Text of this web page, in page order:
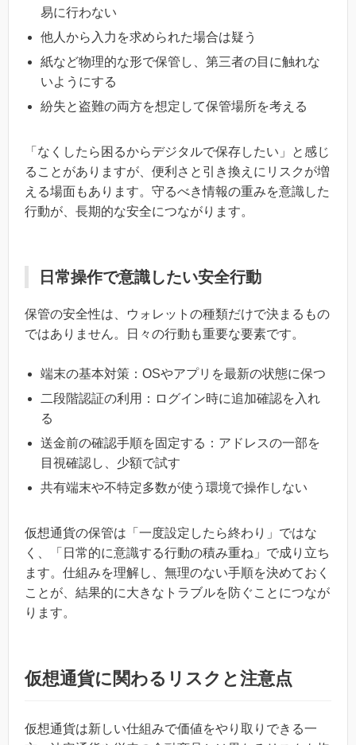
易に行わない
他人から入力を求められた場合は疑う
紙など物理的な形で保管し、第三者の目に触れな
いようにする
紛失と盗難の両方を想定して保管場所を考える
「なくしたら困るからデジタルで保存したい」と感じ
ることがありますが、便利さと引き換えにリスクが増
える場面もあります。守るべき情報の重みを意識した
行動が、長期的な安全につながります。
日常操作で意識したい安全行動
保管の安全性は、ウォレットの種類だけで決まるもの
ではありません。日々の行動も重要な要素です。
端末の基本対策：OSやアプリを最新の状態に保つ
二段階認証の利用：ログイン時に追加確認を入れ
る
送金前の確認手順を固定する：アドレスの一部を
目視確認し、少額で試す
共有端末や不特定多数が使う環境で操作しない
仮想通貨の保管は「一度設定したら終わり」ではな
く、「日常的に意識する行動の積み重ね」で成り立ち
ます。仕組みを理解し、無理のない手順を決めておく
ことが、結果的に大きなトラブルを防ぐことにつなが
ります。
仮想通貨に関わるリスクと注意点
仮想通貨は新しい仕組みで価値をやり取りできる一